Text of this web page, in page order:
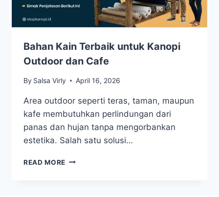
Bahan Kain Terbaik untuk Kanopi
Outdoor dan Cafe
By Salsa Virly April 16, 2026
Area outdoor seperti teras, taman, maupun
kafe membutuhkan perlindungan dari
panas dan hujan tanpa mengorbankan
estetika. Salah satu solusi…
READ MORE